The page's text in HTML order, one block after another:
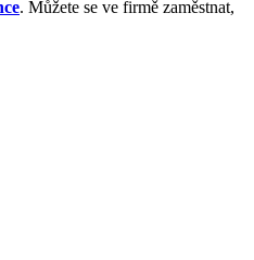
. Můžete se ve firmě zaměstnat,